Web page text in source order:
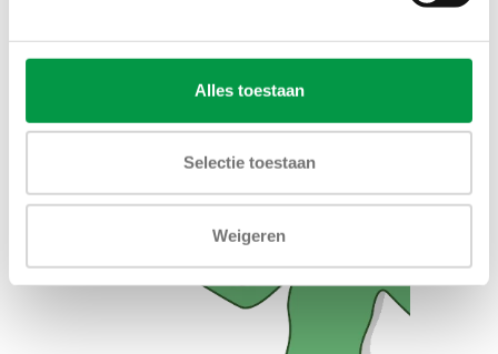
Alles toestaan
Selectie toestaan
Weigeren